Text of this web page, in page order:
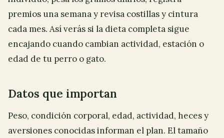
premios una semana y revisa costillas y cintura
cada mes. Así verás si la dieta completa sigue
encajando cuando cambian actividad, estación o
edad de tu perro o gato.
Datos que importan
Peso, condición corporal, edad, actividad, heces y
aversiones conocidas informan el plan. El tamaño